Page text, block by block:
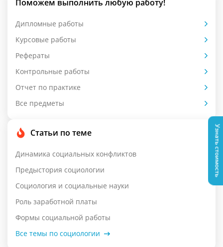
Поможем выполнить любую работу!
Дипломные работы
Курсовые работы
Рефераты
Контрольные работы
Отчет по практике
Все предметы
Статьи по теме
Динамика социальных конфликтов
Предыстория социологии
Социология и социальные науки
Роль заработной платы
Формы социальной работы
Все темы по социологии
Узнать стоимость